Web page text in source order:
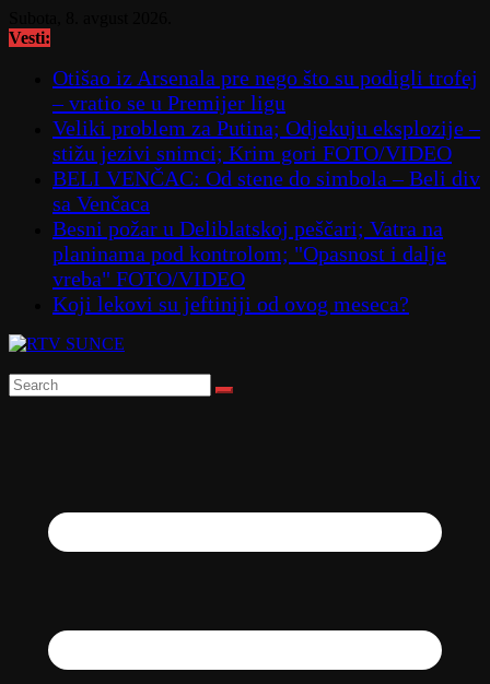
to
Vesti:
Otišao iz Arsenala pre nego što su podigli trofej
– vratio se u Premijer ligu
Veliki problem za Putina; Odjekuju eksplozije –
stižu jezivi snimci; Krim gori FOTO/VIDEO
BELI VENČAC: Od stene do simbola – Beli div
sa Venčaca
Besni požar u Deliblatskoj peščari; Vatra na
planinama pod kontrolom; "Opasnost i dalje
vreba" FOTO/VIDEO
Koji lekovi su jeftiniji od ovog meseca?